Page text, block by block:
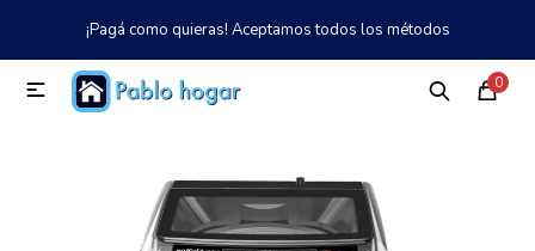
¡Pagá como quieras! Aceptamos todos los métodos
0

MI CUENTA
Catálogo Tienda 097 997 042
Climatización